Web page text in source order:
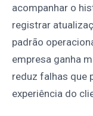
acompanhar o
registrar
padrão
empresa ganha
reduz falhas que
experiência do